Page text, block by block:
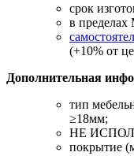
срок
в
(+10% от
Дополнительная
тип
≥18мм;
НЕ
покрытие